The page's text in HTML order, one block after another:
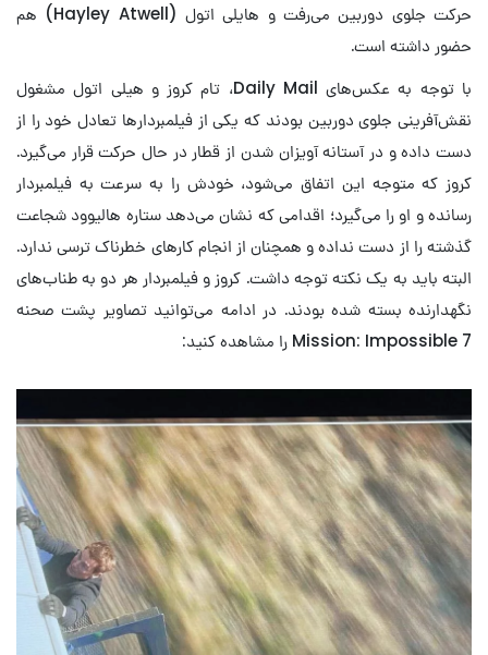
حرکت جلوی دوربین می‌رفت و هایلی اتول (Hayley Atwell) هم
حضور داشته است.
با توجه به عکس‌های Daily Mail، تام کروز و هیلی اتول مشغول
نقش‌آفرینی جلوی دوربین بودند که یکی از فیلمبردار‌ها تعادل خود را از
دست داده و در آستانه آویزان شدن از قطار در حال حرکت قرار می‌گیرد.
کروز که متوجه این اتفاق می‌شود، خودش را به سرعت به فیلمبردار
رسانده و او را می‌گیرد؛ اقدامی که نشان می‌دهد ستاره هالیوود شجاعت
گذشته را از دست نداده و همچنان از انجام کارهای خطرناک ترسی ندارد.
البته باید به یک نکته توجه داشت. کروز و فیلمبردار هر دو به طناب‌های
نگهدارنده بسته شده بودند. در ادامه می‌توانید تصاویر پشت صحنه
Mission: Impossible 7 را مشاهده کنید: